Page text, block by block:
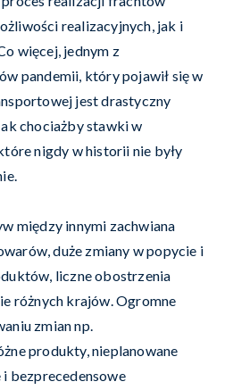
realizacyjnych, jak i
więcej, jednym z
pandemii, który pojawił się w
jest drastyczny
chociażby stawki w
nigdy w historii nie były
między innymi zachwiana
duże zmiany w popycie i
liczne obostrzenia
różnych krajów. Ogromne
zmian np.
produkty, nieplanowane
bezprecedensowe